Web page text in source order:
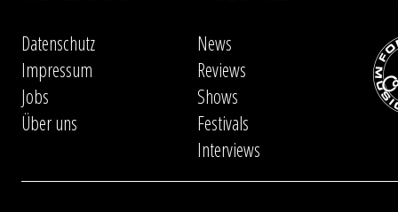
Datenschutz
Impressum
Jobs
Über uns
News
Reviews
Shows
Festivals
Interviews